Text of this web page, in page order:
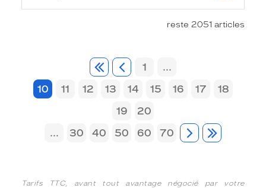
reste 2051 articles
1
...
10
11 12 13 14 15 16 17
18
19
20
...
30 40 50 60 70
Tarifs TTC, avant tout avantage négocié par votre